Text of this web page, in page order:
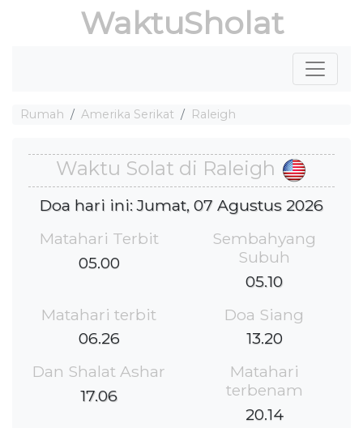
WaktuSholat
Rumah Amerika Serikat Raleigh
Waktu Solat di Raleigh
Doa hari ini: Jumat, 07 Agustus 2026
Matahari Terbit
05.00
Sembahyang
Subuh
05.10
Matahari terbit
06.26
Doa Siang
13.20
Dan Shalat Ashar
17.06
Matahari
terbenam
20.14